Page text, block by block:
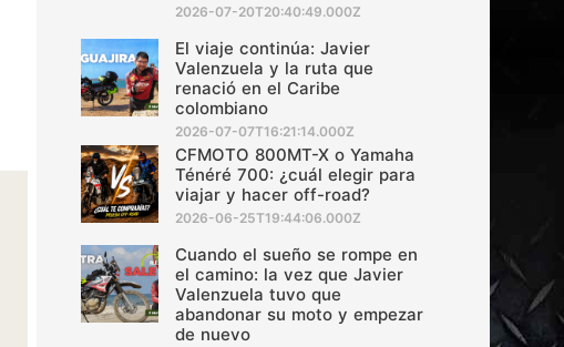
2026-07-20T20:40:49.000Z
El viaje continúa: Javier
Valenzuela y la ruta que
renació en el Caribe
colombiano
2026-07-07T16:21:14.000Z
CFMOTO 800MT-X o Yamaha
Ténéré 700: ¿cuál elegir para
viajar y hacer off-road?
2026-06-25T19:44:06.000Z
Cuando el sueño se rompe en
el camino: la vez que Javier
Valenzuela tuvo que
abandonar su moto y empezar
de nuevo